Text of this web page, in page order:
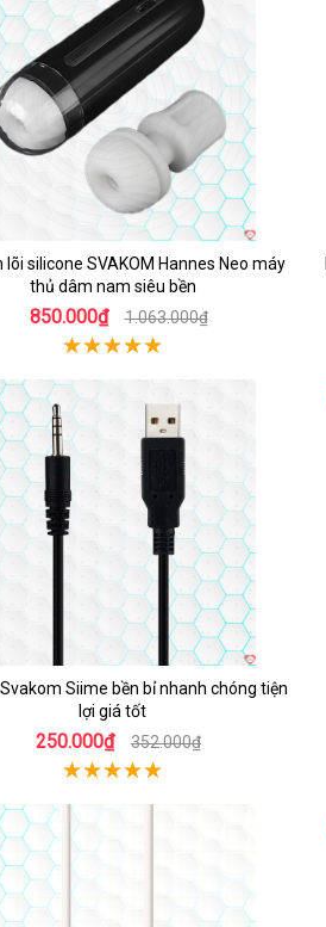
lõi silicone SVAKOM Hannes Neo máy
thủ dâm nam siêu bền
850.000₫ 1.063.000₫
Siime bền bỉ nhanh chóng tiện
lợi giá tốt
250.000₫ 352.000₫